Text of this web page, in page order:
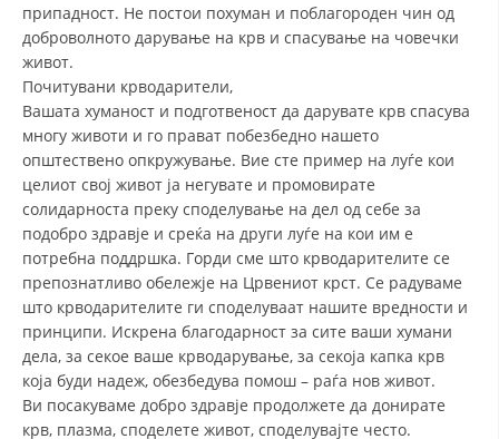
ДИСЕМИНАЦИЈА
УПОТРЕБА И ЗАШТИТА НА АМБЛЕМОТ
СОЦИЈАЛНО ХУМАНИТАРНА ДЕЈНОСТ
КАКО ДА ДОНИРАТЕ
ПОДГОТВЕНОСТ И ДЕЈСТВО ПРИ КАТАСТРОФИ
ТИМОВИ НА ООЦК
СПАСИТЕЛНА СТАНИЦА ВОДНО
ПРОЕКТИ – ПОДГОТВЕНОСТ И ДЕЈСТВУВАЊЕ ПРИ КАТАСТРОФИ
припадност. Не постои похуман и поблагороден чин од
доброволното дарување на крв и спасување на човечки
живот.
Почитувани крводарители,
Вашата хуманост и подготвеност да дарувате крв спасува
многу животи и го прават побезбедно нашето
општествено опкружување. Вие сте пример на луѓе кои
целиот свој живот ја негувате и промовирате
солидарноста преку споделување на дел од себе за
подобро здравје и среќа на други луѓе на кои им е
потребна поддршка. Горди сме што крводарителите се
препознатливо обележје на Црвениот крст. Се радуваме
што крводарителите ги споделуваат нашите вредности и
принципи. Искрена благодарност за сите ваши хумани
дела, за секое ваше крводарување, за секоја капка крв
која буди надеж, обезбедува помош – раѓа нов живот.
Ви посакуваме добро здравје продолжете да донирате
крв, плазма, споделете живот, споделувајте често.